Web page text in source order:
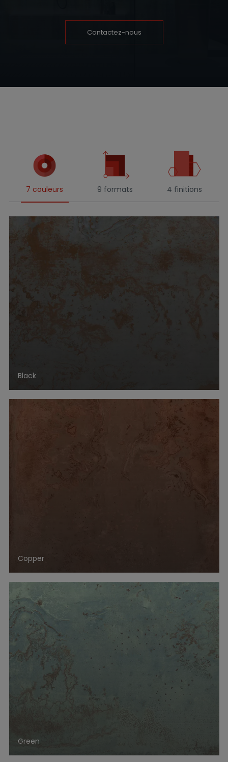
Contactez-nous
7 couleurs 9 formats 4 finitions
Black
Copper
Green